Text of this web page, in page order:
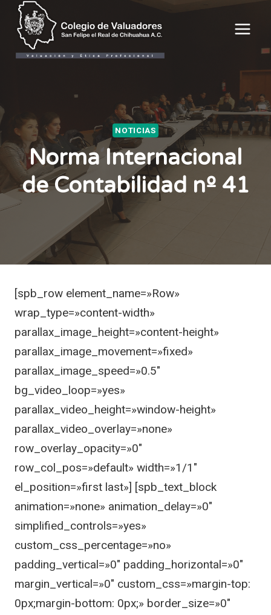
Saltar
contenido
NOTICIAS
Norma Internacional
de Contabilidad nº 41
[spb_row element_name=»Row»
wrap_type=»content-width»
parallax_image_height=»content-height»
parallax_image_movement=»fixed»
parallax_image_speed=»0.5″
bg_video_loop=»yes»
parallax_video_height=»window-height»
parallax_video_overlay=»none»
row_overlay_opacity=»0″
row_col_pos=»default» width=»1/1″
el_position=»first last»] [spb_text_block
animation=»none» animation_delay=»0″
simplified_controls=»yes»
custom_css_percentage=»no»
padding_vertical=»0″ padding_horizontal=»0″
margin_vertical=»0″ custom_css=»margin-top:
0px;margin-bottom: 0px;» border_size=»0″